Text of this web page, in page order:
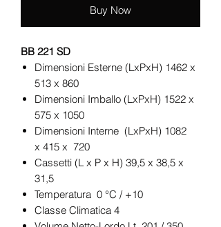
Buy Now
BB 221 SD
Dimensioni Esterne (LxPxH) 1462 x
513 x 860
Dimensioni Imballo (LxPxH) 1522 x
575 x 1050
Dimensioni Interne (LxPxH) 1082
x 415 x 720
Cassetti (L x P x H) 39,5 x 38,5 x
31,5
Temperatura 0 °C / +10
Classe Climatica 4